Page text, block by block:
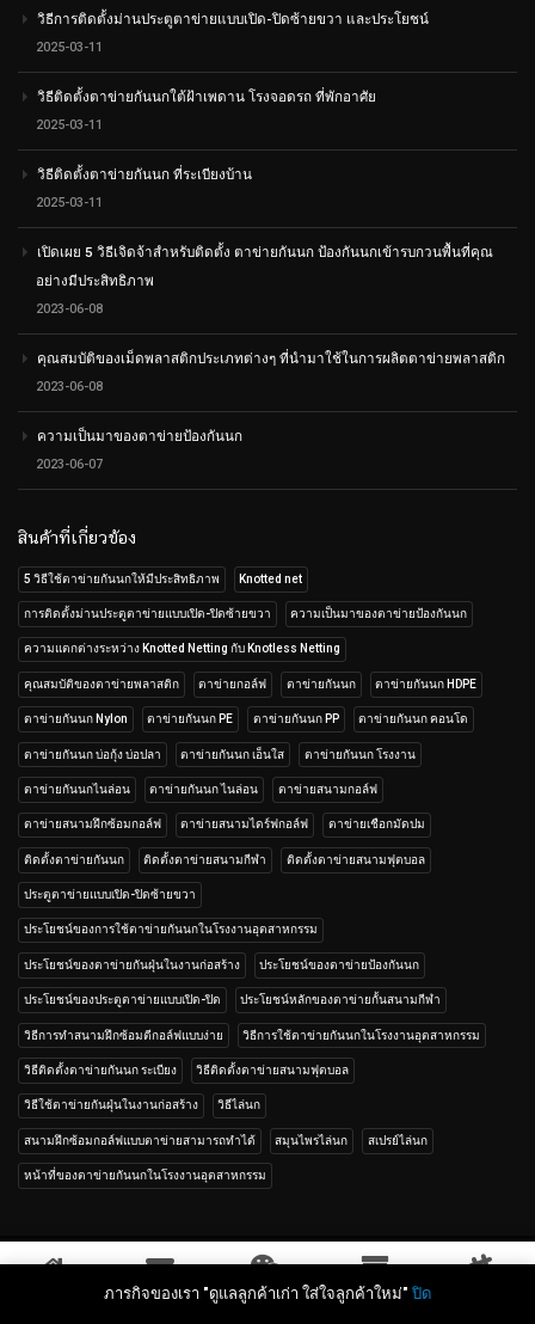
วิธีการติดตั้งม่านประตูตาข่ายแบบเปิด-ปิดซ้ายขวา และประโยชน์
2025-03-11
วิธีติดตั้งตาข่ายกันนกใต้ฝ้าเพดาน โรงจอดรถ ที่พักอาศัย
2025-03-11
วิธีติดตั้งตาข่ายกันนก ที่ระเบียงบ้าน
2025-03-11
เปิดเผย 5 วิธีเจิดจ้าสำหรับติดตั้ง ตาข่ายกันนก ป้องกันนกเข้ารบกวนพื้นที่คุณ
อย่างมีประสิทธิภาพ
2023-06-08
คุณสมบัติของเม็ดพลาสติกประเภทต่างๆ ที่นำมาใช้ในการผลิตตาข่ายพลาสติก
2023-06-08
ความเป็นมาของตาข่ายป้องกันนก
2023-06-07
สินค้าที่เกี่ยวข้อง
5 วิธีใช้ตาข่ายกันนกให้มีประสิทธิภาพ Knotted net
การติดตั้งม่านประตูตาข่ายแบบเปิด-ปิดซ้ายขวา ความเป็นมาของตาข่ายป้องกันนก
ความแตกต่างระหว่าง Knotted Netting กับ Knotless Netting
คุณสมบัติของตาข่ายพลาสติก ตาข่ายกอล์ฟ ตาข่ายกันนก ตาข่ายกันนก HDPE
ตาข่ายกันนก Nylon ตาข่ายกันนก PE ตาข่ายกันนก PP ตาข่ายกันนก คอนโด
ตาข่ายกันนก บ่อกุ้ง บ่อปลา ตาข่ายกันนก เอ็นใส ตาข่ายกันนก โรงงาน
ตาข่ายกันนกไนล่อน ตาข่ายกันนก ไนล่อน ตาข่ายสนามกอล์ฟ
ตาข่ายสนามฝึกซ้อมกอล์ฟ ตาข่ายสนามไดร์ฟกอล์ฟ ตาข่ายเชือกมัดปม
ติดตั้งตาข่ายกันนก ติดตั้งตาข่ายสนามกีฬา ติดตั้งตาข่ายสนามฟุตบอล
ประตูตาข่ายแบบเปิด-ปิดซ้ายขวา
ประโยชน์ของการใช้ตาข่ายกันนกในโรงงานอุตสาหกรรม
ประโยชน์ของตาข่ายกันฝุ่นในงานก่อสร้าง ประโยชน์ของตาข่ายป้องกันนก
ประโยชน์ของประตูตาข่ายแบบเปิด-ปิด ประโยชน์หลักของตาข่ายกั้นสนามกีฬา
วิธีการทำสนามฝึกซ้อมตีกอล์ฟแบบง่าย วิธีการใช้ตาข่ายกันนกในโรงงานอุตสาหกรรม
วิธีติดตั้งตาข่ายกันนก ระเบียง วิธีติดตั้งตาข่ายสนามฟุตบอล
วิธีใช้ตาข่ายกันฝุ่นในงานก่อสร้าง วิธีไล่นก
สนามฝึกซ้อมกอล์ฟแบบตาข่ายสามารถทำได้ สมุนไพรไล่นก สเปรย์ไล่นก
หน้าที่ของตาข่ายกันนกในโรงงานอุตสาหกรรม
ภารกิจของเรา "ดูแลลูกค้าเก่า ใส่ใจลูกค้าใหม่" ปิด
ส่งอีเมล แชทไลน์ สินค้า